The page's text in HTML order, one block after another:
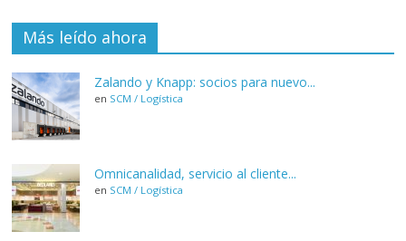
Más leído ahora
Zalando y Knapp: socios para nuevo...
en SCM / Logística
Omnicanalidad, servicio al cliente...
en SCM / Logística